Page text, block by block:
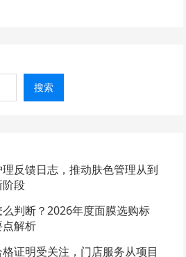
搜索
反馈日志，推动肤色管理从到
段
判断？2026年度面膜选购标
解析
证明受关注，门店服务从项目